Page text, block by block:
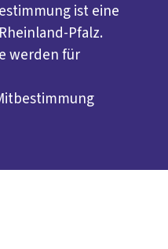
ist eine
Pfalz.
werden für